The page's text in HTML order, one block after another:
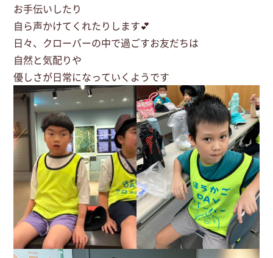
お手伝いしたり
自ら声かけてくれたりします💕
日々、クローバーの中で過ごすお友だちは
自然と気配りや
優しさが日常になっていくようです